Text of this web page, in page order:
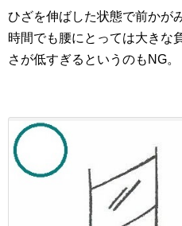
ひざを伸ばした状態で前かが
時間でも腰にとっては大きな
さが低すぎるというのもNG。